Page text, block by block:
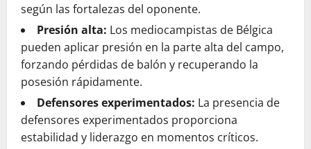
según las fortalezas del oponente.
Presión alta: Los mediocampistas de Bélgica
pueden aplicar presión en la parte alta del campo,
forzando pérdidas de balón y recuperando la
posesión rápidamente.
Defensores experimentados: La presencia de
defensores experimentados proporciona
estabilidad y liderazgo en momentos críticos.